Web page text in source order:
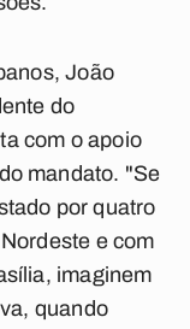
João
do
com o apoio
mandato. "Se
por quatro
e com
imaginem
quando